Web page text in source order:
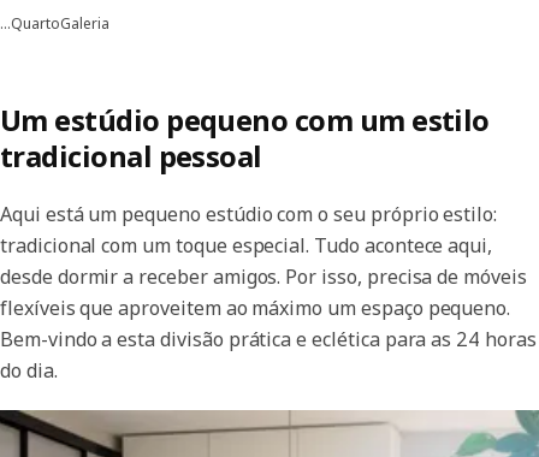
…QuartoGaleria
Um estúdio pequeno com um estilo
tradicional pessoal
Aqui está um pequeno estúdio com o seu próprio estilo:
tradicional com um toque especial. Tudo acontece aqui,
desde dormir a receber amigos. Por isso, precisa de móveis
flexíveis que aproveitem ao máximo um espaço pequeno.
Bem-vindo a esta divisão prática e eclética para as 24 horas
do dia.